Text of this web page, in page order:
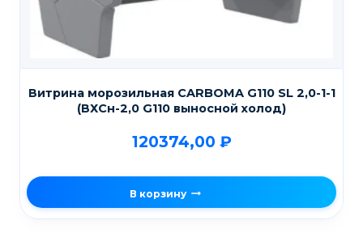
Витрина морозильная CARBOMA G110 SL 2,0-1-1
(ВХСн-2,0 G110 выносной холод)
120374,00 ₽
В корзину